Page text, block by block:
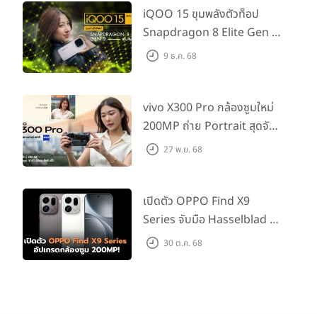
ด้านข้างขวาของตัวเครื่อง มีปุ่มกดปรับระดับเสียงเพิ่ม-ลด (Volume)
และปุ่มเปิด-ปิดเครื่อง (Power)
iQOO 15 ขุมพลังตัวท็อป
Snapdragon 8 Elite Gen 5
เล่นลื่นทุกเกม!
9 ธ.ค. 68
vivo X300 Pro กล้องซูมใหม่
200MP ถ่าย Portrait สุดจัด
ต่อเลนส์เสริมได้!
27 พ.ย. 68
เปิดตัว OPPO Find X9
Series จับมือ Hasselblad อัป
เกรดกล้องซูม 200MP!
30 ต.ค. 68